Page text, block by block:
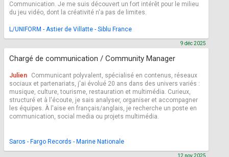
Communication. Je me suis découvert un fort intérêt pour le milieu
du jeu vidéo, dont la créativité n'a pas de limites.
L/UNIFORM - Astier de Villatte - Siblu France
Chargé de communication / Community Manager
9 déc 2025
Julien
Communicant polyvalent, spécialisé en contenus, réseaux
sociaux et partenariats, j'ai évolué 20 ans dans des univers variés :
musique, culture, tourisme, restauration et multimédia. Curieux,
structuré et à l'écoute, je sais analyser, organiser et accompagner
les équipes. À l'aise en français/anglais, je recherche un poste en
communication, social media ou projets multimédia.
Saros - Fargo Records - Marine Nationale
12 nov 2025